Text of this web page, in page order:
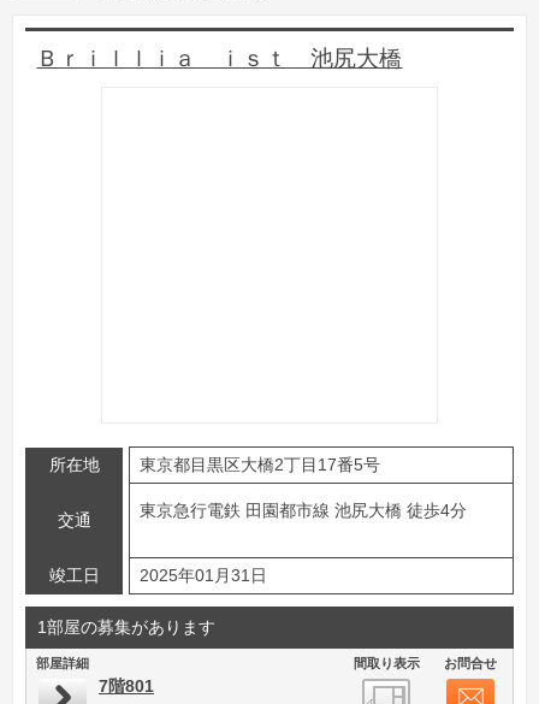
Ｂｒｉｌｌｉａ ｉｓｔ 池尻大橋
所在地 東京都目黒区大橋2丁目17番5号
交通
東京急行電鉄 田園都市線 池尻大橋 徒歩4分
竣工日 2025年01月31日
1部屋の募集があります
部屋詳細 間取り表示 お問合せ
7階801